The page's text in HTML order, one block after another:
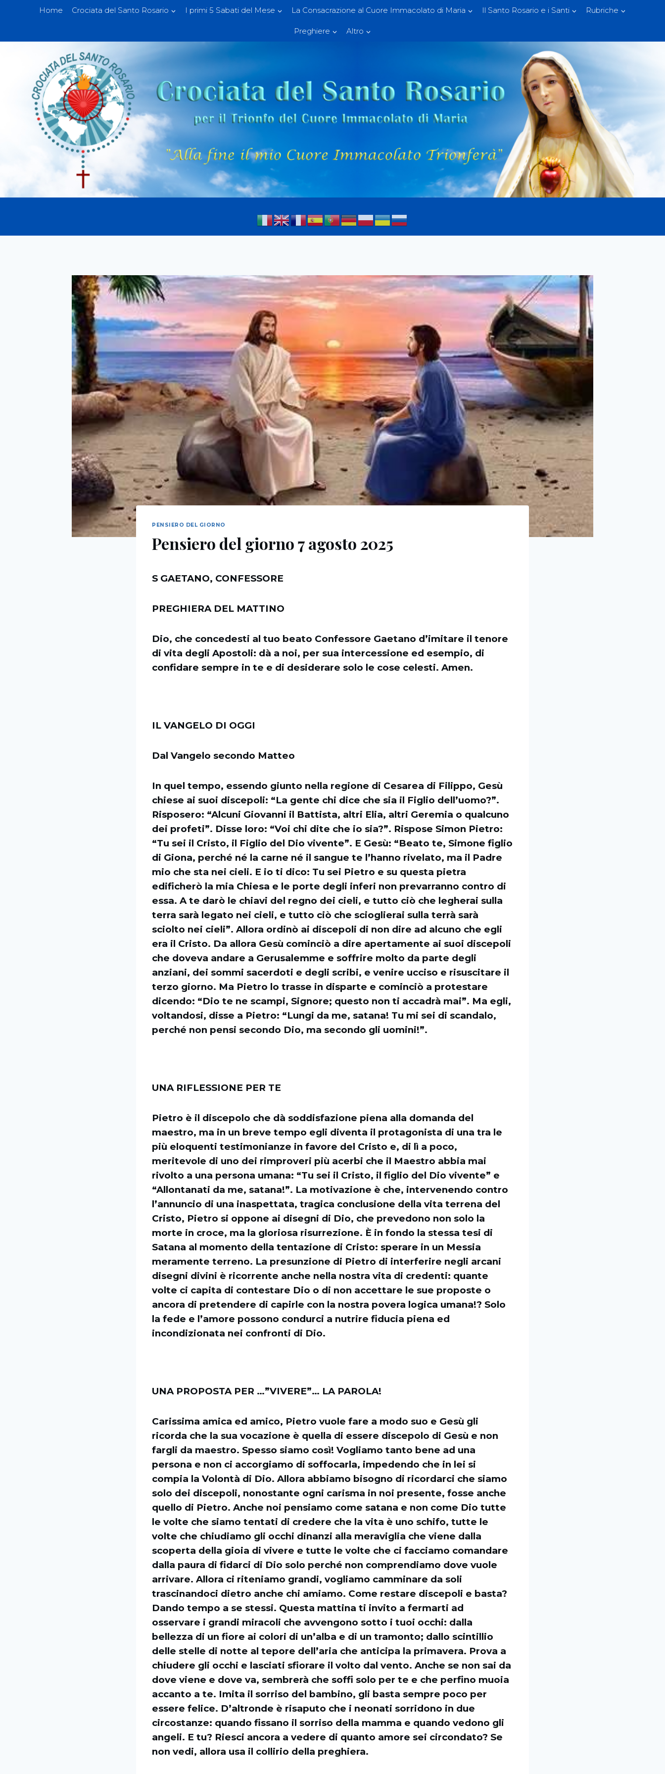
Home Crociata del Santo Rosario I primi 5 Sabati del Mese La Consacrazione al Cuore Immacolato di Maria Il Santo Rosario e i Santi Rubriche
Preghiere Altro
PENSIERO DEL GIORNO
Pensiero del giorno 7 agosto 2025
S GAETANO, CONFESSORE
PREGHIERA DEL MATTINO
Dio, che concedesti al tuo beato Confessore Gaetano d’imitare il tenore
di vita degli Apostoli: dà a noi, per sua intercessione ed esempio, di
confidare sempre in te e di desiderare solo le cose celesti. Amen.
IL VANGELO DI OGGI
Dal Vangelo secondo Matteo
In quel tempo, essendo giunto nella regione di Cesarea di Filippo, Gesù
chiese ai suoi discepoli: “La gente chi dice che sia il Figlio dell’uomo?”.
Risposero: “Alcuni Giovanni il Battista, altri Elia, altri Geremia o qualcuno
dei profeti”. Disse loro: “Voi chi dite che io sia?”. Rispose Simon Pietro:
“Tu sei il Cristo, il Figlio del Dio vivente”. E Gesù: “Beato te, Simone figlio
di Giona, perché né la carne né il sangue te l’hanno rivelato, ma il Padre
mio che sta nei cieli. E io ti dico: Tu sei Pietro e su questa pietra
edificherò la mia Chiesa e le porte degli inferi non prevarranno contro di
essa. A te darò le chiavi del regno dei cieli, e tutto ciò che legherai sulla
terra sarà legato nei cieli, e tutto ciò che scioglierai sulla terrà sarà
sciolto nei cieli”. Allora ordinò ai discepoli di non dire ad alcuno che egli
era il Cristo. Da allora Gesù cominciò a dire apertamente ai suoi discepoli
che doveva andare a Gerusalemme e soffrire molto da parte degli
anziani, dei sommi sacerdoti e degli scribi, e venire ucciso e risuscitare il
terzo giorno. Ma Pietro lo trasse in disparte e cominciò a protestare
dicendo: “Dio te ne scampi, Signore; questo non ti accadrà mai”. Ma egli,
voltandosi, disse a Pietro: “Lungi da me, satana! Tu mi sei di scandalo,
perché non pensi secondo Dio, ma secondo gli uomini!”.
UNA RIFLESSIONE PER TE
Pietro è il discepolo che dà soddisfazione piena alla domanda del
maestro, ma in un breve tempo egli diventa il protagonista di una tra le
più eloquenti testimonianze in favore del Cristo e, di lì a poco,
meritevole di uno dei rimproveri più acerbi che il Maestro abbia mai
rivolto a una persona umana: “Tu sei il Cristo, il figlio del Dio vivente” e
“Allontanati da me, satana!”. La motivazione è che, intervenendo contro
l’annuncio di una inaspettata, tragica conclusione della vita terrena del
Cristo, Pietro si oppone ai disegni di Dio, che prevedono non solo la
morte in croce, ma la gloriosa risurrezione. È in fondo la stessa tesi di
Satana al momento della tentazione di Cristo: sperare in un Messia
meramente terreno. La presunzione di Pietro di interferire negli arcani
disegni divini è ricorrente anche nella nostra vita di credenti: quante
volte ci capita di contestare Dio o di non accettare le sue proposte o
ancora di pretendere di capirle con la nostra povera logica umana!? Solo
la fede e l’amore possono condurci a nutrire fiducia piena ed
incondizionata nei confronti di Dio.
UNA PROPOSTA PER …”VIVERE”… LA PAROLA!
Carissima amica ed amico, Pietro vuole fare a modo suo e Gesù gli
ricorda che la sua vocazione è quella di essere discepolo di Gesù e non
fargli da maestro. Spesso siamo così! Vogliamo tanto bene ad una
persona e non ci accorgiamo di soffocarla, impedendo che in lei si
compia la Volontà di Dio. Allora abbiamo bisogno di ricordarci che siamo
solo dei discepoli, nonostante ogni carisma in noi presente, fosse anche
quello di Pietro. Anche noi pensiamo come satana e non come Dio tutte
le volte che siamo tentati di credere che la vita è uno schifo, tutte le
volte che chiudiamo gli occhi dinanzi alla meraviglia che viene dalla
scoperta della gioia di vivere e tutte le volte che ci facciamo comandare
dalla paura di fidarci di Dio solo perché non comprendiamo dove vuole
arrivare. Allora ci riteniamo grandi, vogliamo camminare da soli
trascinandoci dietro anche chi amiamo. Come restare discepoli e basta?
Dando tempo a se stessi. Questa mattina ti invito a fermarti ad
osservare i grandi miracoli che avvengono sotto i tuoi occhi: dalla
bellezza di un fiore ai colori di un’alba e di un tramonto; dallo scintillio
delle stelle di notte al tepore dell’aria che anticipa la primavera. Prova a
chiudere gli occhi e lasciati sfiorare il volto dal vento. Anche se non sai da
dove viene e dove va, sembrerà che soffi solo per te e che perfino muoia
accanto a te. Imita il sorriso del bambino, gli basta sempre poco per
essere felice. D’altronde è risaputo che i neonati sorridono in due
circostanze: quando fissano il sorriso della mamma e quando vedono gli
angeli. E tu? Riesci ancora a vedere di quanto amore sei circondato? Se
non vedi, allora usa il collirio della preghiera.